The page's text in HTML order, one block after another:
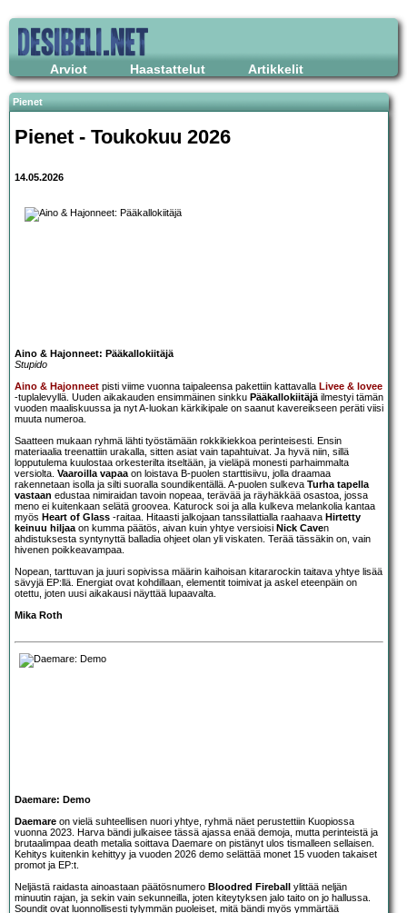
Arviot Haastattelut Artikkelit
Pienet
Pienet - Toukokuu 2026
14.05.2026
Aino & Hajonneet: Pääkallokiitäjä
Stupido
Aino & Hajonneet pisti viime vuonna taipaleensa pakettiin kattavalla Livee & lovee
-tuplalevyllä. Uuden aikakauden ensimmäinen sinkku Pääkallokiitäjäilmestyi tämän
vuoden maaliskuussa ja nyt A-luokan kärkikipale on saanut kavereikseen peräti viisi
muuta numeroa.
Saatteen mukaan ryhmä lähti työstämään rokkikiekkoa perinteisesti. Ensin
materiaalia treenattiin urakalla, sitten asiat vain tapahtuivat. Ja hyvä niin, sillä
lopputulema kuulostaa orkesterilta itseltään, ja vieläpä monesti parhaimmalta
versiolta. Vaaroilla vapaaon loistava B-puolen starttisiivu, jolla draamaa
rakennetaan isolla ja silti suoralla soundikentällä. A-puolen sulkeva Turha tapella
vastaan edustaa nimiraidan tavoin nopeaa, terävää ja räyhäkkää osastoa, jossa
meno ei kuitenkaan selätä groovea. Katurock soi ja alla kulkeva melankolia kantaa
myös Heart of Glass -raitaa. Hitaasti jalkojaan tanssilattialla raahaava Hirtetty
keinuu hiljaaon kumma päätös, aivan kuin yhtye versioisi Nick Caven
ahdistuksesta syntynyttä balladia ohjeet olan yli viskaten. Terää tässäkin on, vain
hivenen poikkeavampaa.
Nopean, tarttuvan ja juuri sopivissa määrin kaihoisan kitararockin taitava yhtye lisää
sävyjä EP:llä. Energiat ovat kohdillaan, elementit toimivat ja askel eteenpäin on
otettu, joten uusi aikakausi näyttää lupaavalta.
Mika Roth
Daemare: Demo
Daemare on vielä suhteellisen nuori yhtye, ryhmä näet perustettiin Kuopiossa
vuonna 2023. Harva bändi julkaisee tässä ajassa enää demoja, mutta perinteistä ja
brutaalimpaa death metalia soittava Daemare on pistänyt ulos tismalleen sellaisen.
Kehitys kuitenkin kehittyy ja vuoden 2026 demo selättää monet 15 vuoden takaiset
promot ja EP:t.
Neljästä raidasta ainoastaan päätösnumero Bloodred Fireball ylittää neljän
minuutin rajan, ja sekin vain sekunneilla, joten kiteytyksen jalo taito on jo hallussa.
Soundit ovat luonnollisesti tylymmän puoleiset, mitä bändi myös ymmärtää